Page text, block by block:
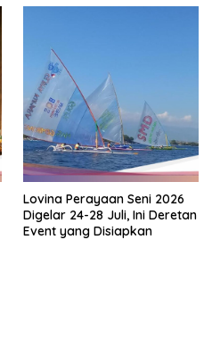
Lovina Perayaan Seni 2026
Digelar 24-28 Juli, Ini Deretan
Event yang Disiapkan